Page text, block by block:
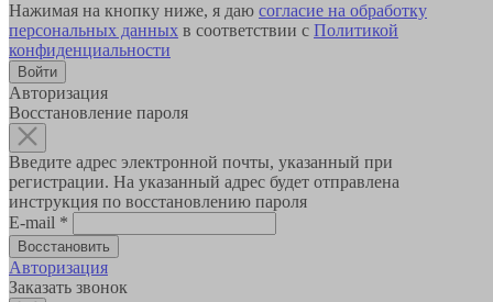
Нажимая на кнопку ниже, я даю согласие на обработку
персональных данных в соответствии с Политикой
конфиденциальности
Авторизация
Восстановление пароля
Введите адрес электронной почты, указанный при
регистрации. На указанный адрес будет отправлена
инструкция по восстановлению пароля
E-mail *
Авторизация
Заказать звонок